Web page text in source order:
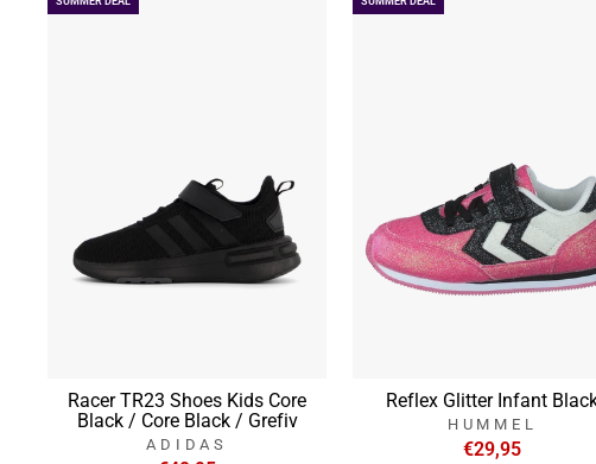
Racer TR23 Shoes Kids Core
Black / Core Black / Grefiv
ADIDAS
Reflex Glitter Infant
HUMMEL
€29,95